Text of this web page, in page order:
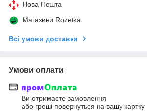
Нова Пошта
Магазини Rozetka
Всі умови доставки
Умови оплати
Ви отримаєте замовлення
або гроші повернуться на вашу картку